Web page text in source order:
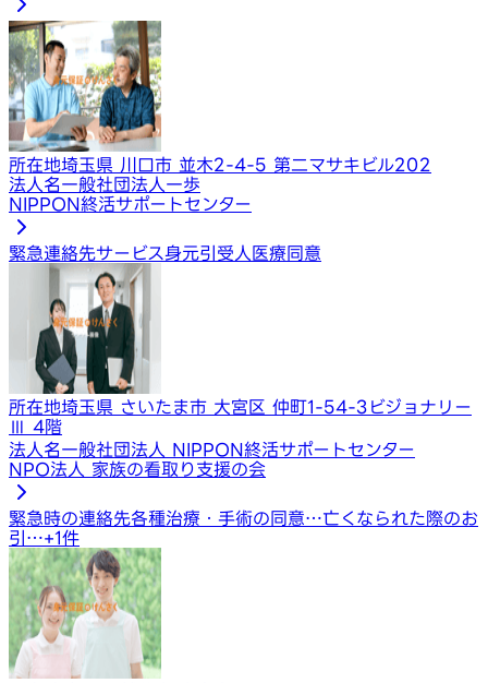
所在地埼玉県 川口市 並木2-4-5 第二マサキビル202
法人名一般社団法人一歩
NIPPON終活サポートセンター
緊急連絡先サービス身元引受人医療同意
所在地埼玉県 さいたま市 大宮区 仲町1-54-3ビジョナリー
Ⅲ 4階
法人名一般社団法人 NIPPON終活サポートセンター
NPO法人 家族の看取り支援の会
緊急時の連絡先各種治療・手術の同意…亡くなられた際のお
引…+1件